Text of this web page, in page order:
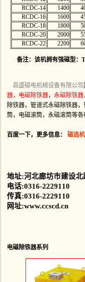
RCDC-14
1400
RCDC-16
1600
RCDC-18
1800
RCDC-20
2000
RCDC-22
2200
备注：该机拥有强磁型：
昌盛磁电机械设备有限公司
器， 电磁除铁器， 永磁除铁器
除铁器，管道式永磁除铁器
筒，电磁滚筒，永磁滚筒等
百度一下，更多信息： 磁选机
地址:河北廊坊市建设北
电话:0316-2229110
传真:0316-2229110
网址:www.ccscd.cn
电磁除铁器系列